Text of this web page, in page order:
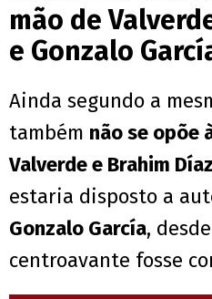
mão de
e Gonzalo
Ainda segundo a
também não se opõe
Valverde e Brahim Díaz
estaria disposto a
Gonzalo García,
centroavante fosse